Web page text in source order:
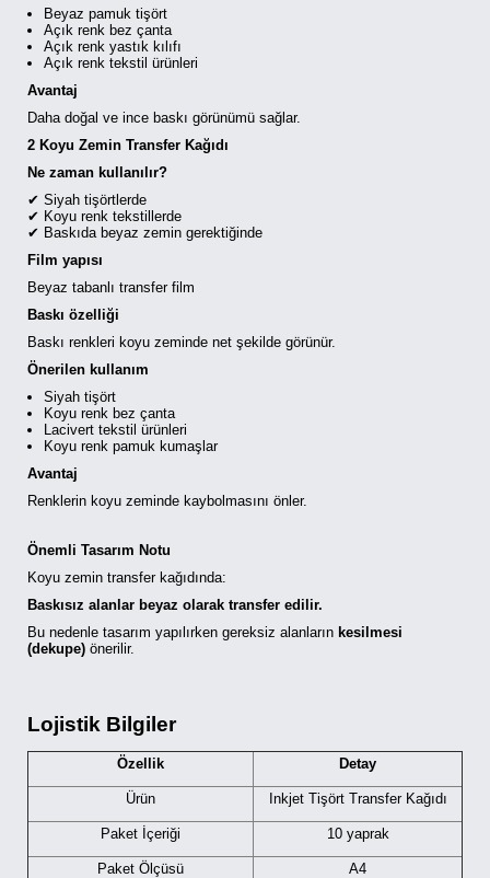
Beyaz pamuk tişört
Açık renk bez çanta
Açık renk yastık kılıfı
Açık renk tekstil ürünleri
Avantaj
Daha doğal ve ince baskı görünümü sağlar.
2 Koyu Zemin Transfer Kağıdı
Ne zaman kullanılır?
✔ Siyah tişörtlerde
✔ Koyu renk tekstillerde
✔ Baskıda beyaz zemin gerektiğinde
Film yapısı
Beyaz tabanlı transfer film
Baskı özelliği
Baskı renkleri koyu zeminde net şekilde görünür.
Önerilen kullanım
Siyah tişört
Koyu renk bez çanta
Lacivert tekstil ürünleri
Koyu renk pamuk kumaşlar
Avantaj
Renklerin koyu zeminde kaybolmasını önler.
Önemli Tasarım Notu
Koyu zemin transfer kağıdında:
Baskısız alanlar beyaz olarak transfer edilir.
Bu nedenle tasarım yapılırken gereksiz alanların kesilmesi
(dekupe) önerilir.
Lojistik Bilgiler
Özellik Detay
Ürün Inkjet Tişört Transfer Kağıdı
Paket İçeriği 10 yaprak
Paket Ölçüsü A4